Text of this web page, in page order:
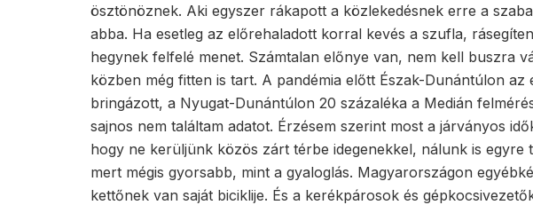
ösztönöznek. Aki egyszer rákapott a közlekedésnek erre a
abba. Ha esetleg az előrehaladott korral kevés a szufla,
hegynek felfelé menet. Számtalan előnye van, nem kell buszra
közben még fitten is tart. A pandémia előtt Észak-Dunántúlon az
bringázott, a Nyugat-Dunántúlon 20 százaléka a Medián
sajnos nem találtam adatot. Érzésem szerint most a járványos
hogy ne kerüljünk közös zárt térbe idegenekkel, nálunk is egyre
mert mégis gyorsabb, mint a gyaloglás. Magyarországon
kettőnek van saját biciklije. És a kerékpárosok és